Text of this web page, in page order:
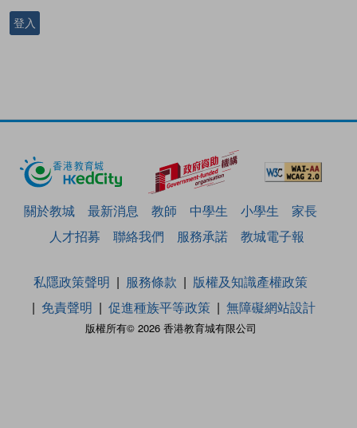
登入
關於教城 最新消息 教師 中學生 小學生
家長
人才招募
聯絡我們 服務承諾 教城電子報
版權所有© 2026 香港教育城有限公司
私隱政策聲明 服務條款
版權及知識產權政策
免責聲明
促進種族平等政策 無障礙網站設計